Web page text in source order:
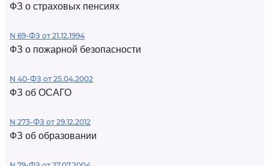
ФЗ о страховых пенсиях
N 69-ФЗ от 21.12.1994
ФЗ о пожарной безопасности
N 40-ФЗ от 25.04.2002
ФЗ об ОСАГО
N 273-ФЗ от 29.12.2012
ФЗ об образовании